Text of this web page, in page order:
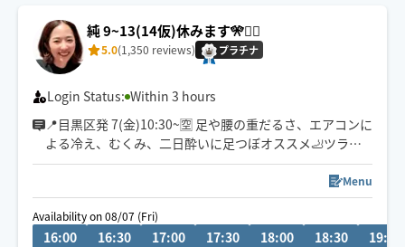
そんなお悩みを少しでも楽にできるよう、お手伝いいた
します✨
純 9~13(14仮)休みます🎌🙇‍♀️
5.0(1,350 reviews) プラチナ
Login Status: Within 3 hours
📍目黒区発 7(金)10:30~🈳 足や腰の重だるさ、エアコンに
よる冷え、むくみ、二日酔いに足つぼオススメ🦶ツラい
肩こり首こり深部からしっかりほぐします！眼精疲労に
Menu
Availability on 08/07 (Fri)
16:00 16:30 17:00 17:30 18:00 18:30 19:00